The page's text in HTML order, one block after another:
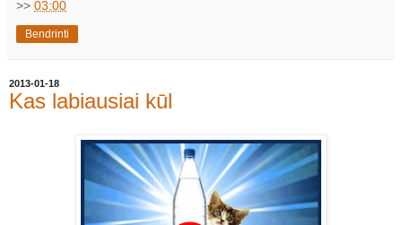
>> 03:00
Bendrinti
2013-01-18
Kas labiausiai kūl